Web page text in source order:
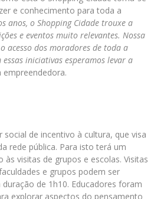
e conhecimento para toda a
anos, o Shopping Cidade trouxe a
e eventos muito relevantes. Nossa
acesso dos moradores de toda a
iniciativas esperamos levar a
de incentivo à cultura, que visa
rede pública. Para isto terá um
visitas de grupos e escolas. Visitas
e grupos podem ser
de 1h10. Educadores foram
explorar aspectos do pensamento